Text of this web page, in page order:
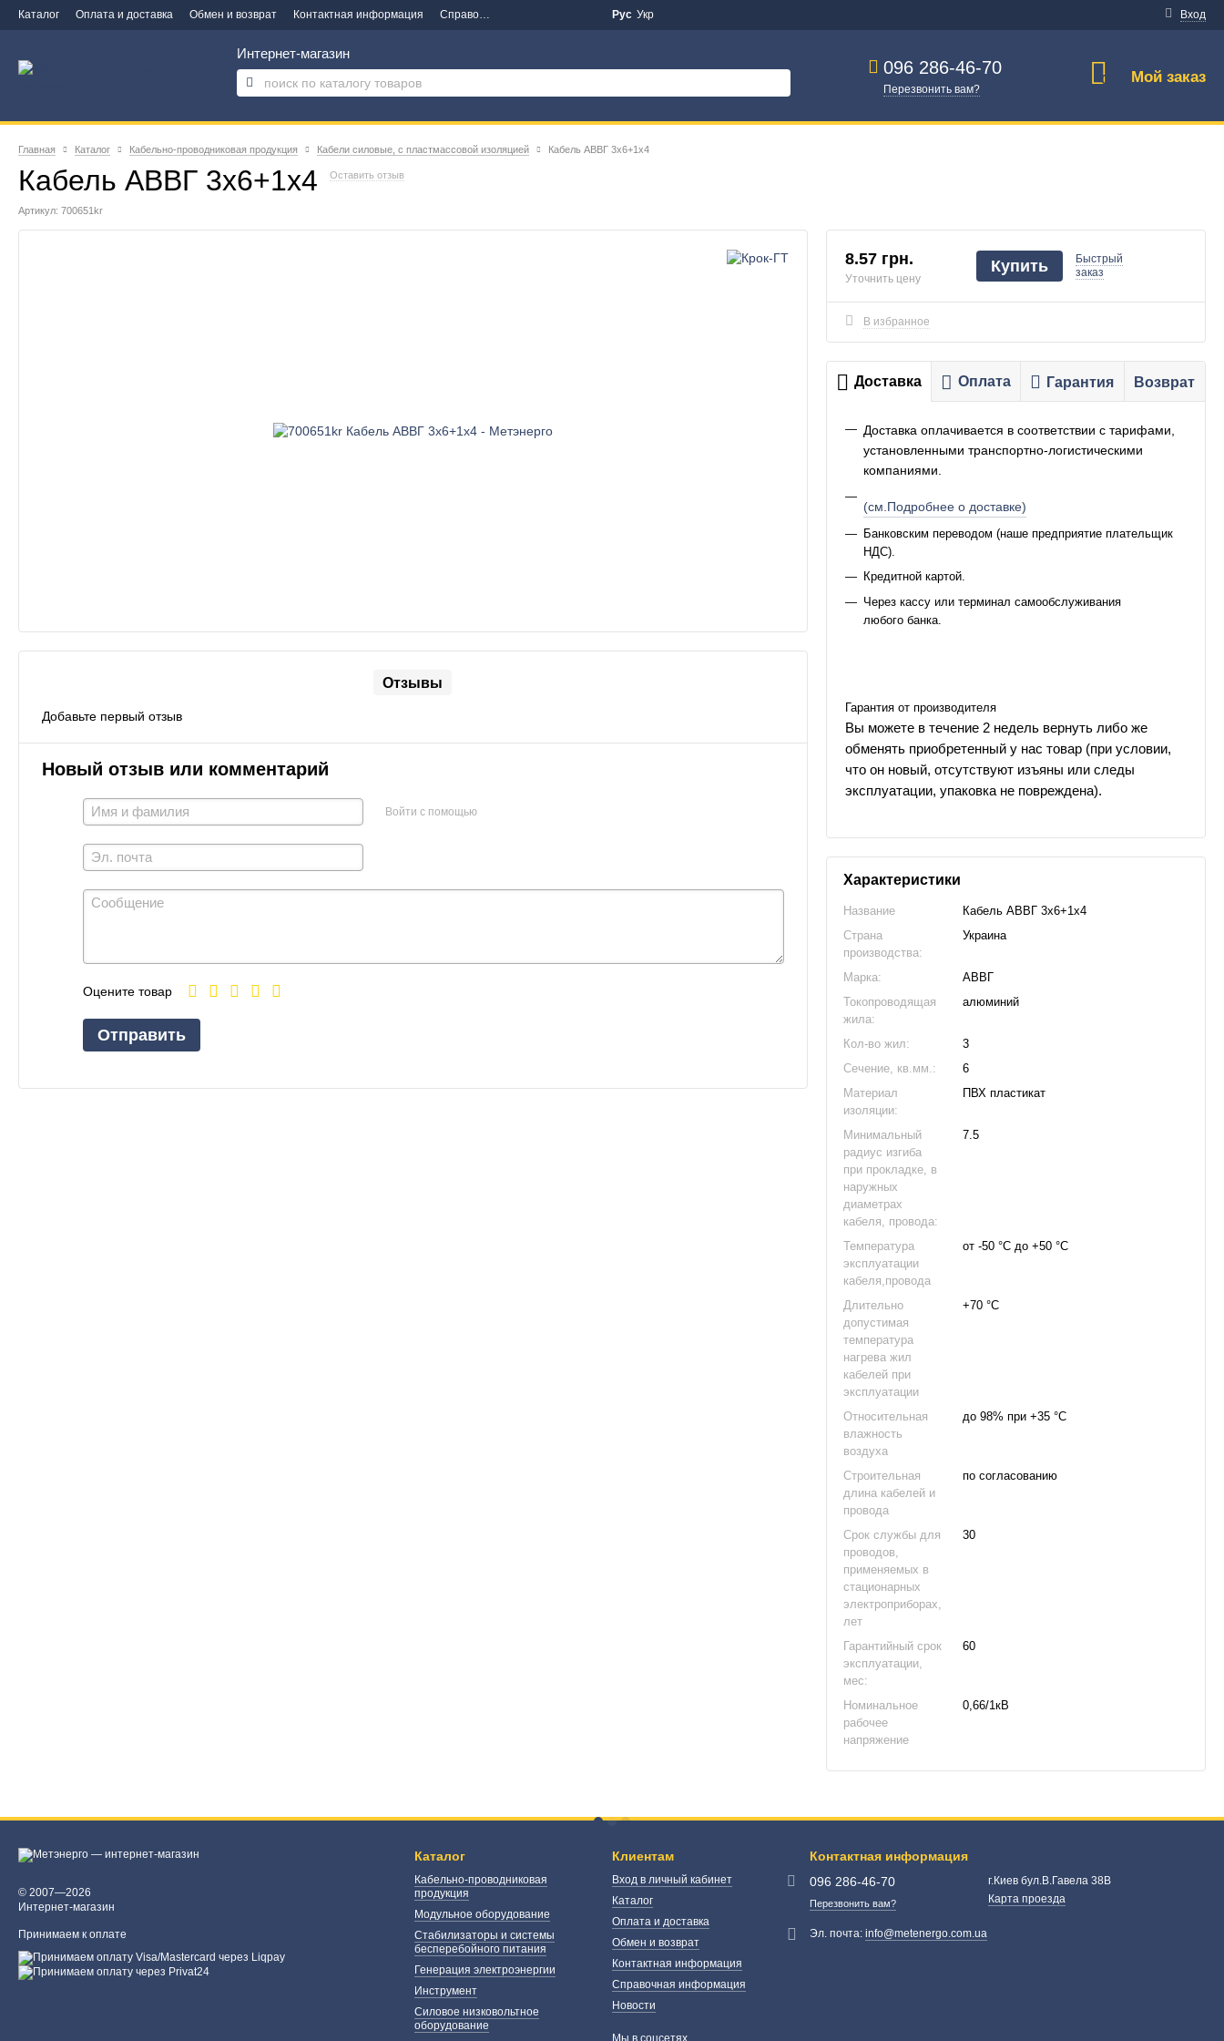
Каталог Оплата и доставка Обмен и возврат Контактная информация Справочная информация Новости Вход
Рус Укр
Интернет-магазин
096 286-46-70
Перезвонить вам?
0 Мой заказ
Главная Каталог Кабельно-проводниковая продукция Кабели силовые, с пластмассовой изоляцией Кабель АВВГ 3х6+1х4
Кабель АВВГ 3х6+1х4 Оставить отзыв
Артикул: 700651kr
Отзывы
Добавьте первый отзыв
Новый отзыв или комментарий
Войти с помощью
Оцените товар
Отправить
8.57 грн.
Уточнить цену
Купить
Быстрый
заказ
В избранное
Доставка Оплата Гарантия Возврат
Доставка оплачивается в соответствии с тарифами,
установленными транспортно-логистическими
компаниями.
(см.Подробнее о доставке)
Банковским переводом (наше предприятие плательщик
НДС).
Кредитной картой.
Через кассу или терминал самообслуживания
любого банка.
Гарантия от производителя
Вы можете в течение 2 недель вернуть либо же
обменять приобретенный у нас товар (при условии,
что он новый, отсутствуют изъяны или следы
эксплуатации, упаковка не повреждена).
Характеристики
Название
Кабель АВВГ 3х6+1х4
Страна
производства:
Украина
Марка:
АВВГ
Токопроводящая
жила:
алюминий
Кол-во жил:
3
Сечение, кв.мм.:
6
Материал
изоляции:
ПВХ пластикат
Минимальный
радиус изгиба
при прокладке, в
наружных
диаметрах
кабеля, провода:
7.5
Температура
эксплуатации
кабеля,провода
от -50 °С до +50 °С
Длительно
допустимая
температура
нагрева жил
кабелей при
эксплуатации
+70 °С
Относительная
влажность
воздуха
до 98% при +35 °С
Строительная
длина кабелей и
провода
по согласованию
Срок службы для
проводов,
применяемых в
стационарных
электроприборах,
лет
30
Гарантийный срок
эксплуатации,
мес:
60
Номинальное
рабочее
напряжение
0,66/1кВ
© 2007—2026
Интернет-магазин
Принимаем к оплате
Каталог
Кабельно-проводниковая
продукция
Модульное оборудование
Стабилизаторы и системы
бесперебойного питания
Генерация электроэнергии
Инструмент
Силовое низковольтное
оборудование
Клиентам
Вход в личный кабинет
Каталог
Оплата и доставка
Обмен и возврат
Контактная информация
Справочная информация
Новости
Мы в соцсетях
Контактная информация
096 286-46-70
Перезвонить вам?
г.Киев бул.В.Гавела 38В
Карта проезда
Эл. почта:info@metenergo.com.ua